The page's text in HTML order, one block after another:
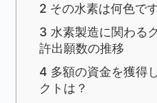
2 その水素は何色で
3 水素製造に関わる
許出願数の推移
4 多額の資金を獲得
クトは？